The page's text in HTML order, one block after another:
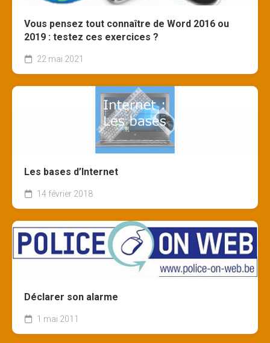
Vous pensez tout connaître de Word 2016 ou
2019 : testez ces exercices ?
22 mai 2021
Les bases d’Internet
14 février 2018
Déclarer son alarme
1 mai 2011